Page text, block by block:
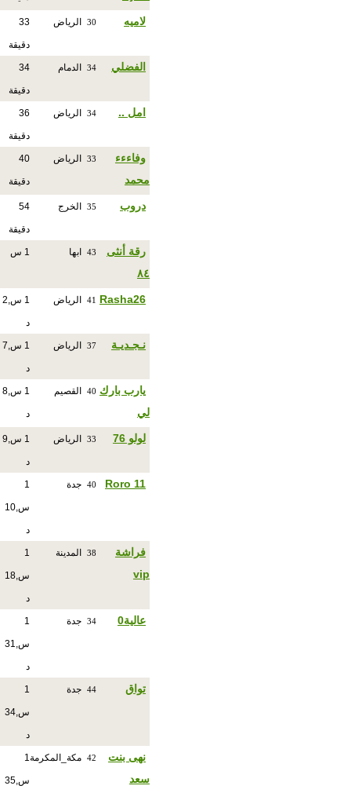
لاميه 30 الرياض 33
دقيقة
الفضلي 34 الدمام 34
دقيقة
امل .. 34 الرياض 36
دقيقة
وفاءءء
محمد
33 الرياض 40
دقيقة
دروب 35 الخرج 54
دقيقة
رقة أنثى
٨٤
43 ابها 1 س
Rasha26
41 الرياض 1 س,2
د
نـجـديـة 37 الرياض 1 س,7
د
يارب بارك
لي
40 القصيم 1 س,8
د
لولو 76 33 الرياض 1 س,9
د
Roro 11
40 جدة 1
س,10
د
فراشة
vip
38 المدينة 1
س,18
د
عالية0 34 جدة 1
س,31
د
تواق 44 جدة 1
س,34
د
نهى بنت
سعد
42 مكة_المكرمة1
س,35